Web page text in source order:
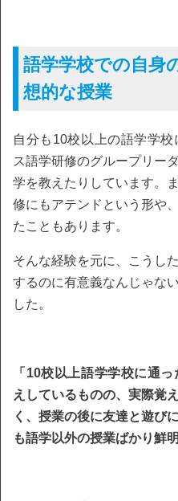
語学学校での自身
想的な授業
自分も10校以上の語学学
ス語学研修のグループリー
学を教えたりしています。
修にもアテンドという形や
たこともあります。
そんな経験を元に、こうし
するのに有意義なんじゃな
した。
「10校以上語学学校に通
えしているものの、実際覚
く、授業の後に友達と遊び
も語学以外の授業ばかり鮮